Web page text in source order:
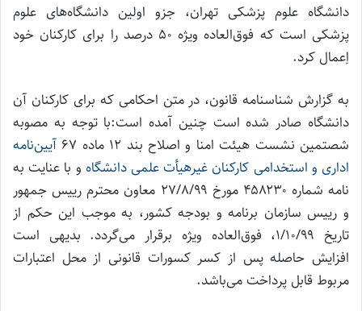
دانشگاه علوم پزشکی تهران، جزو اولین دانشگاه‌های علوم
پزشکی است که فوق‌العاده ویژه ۵۰ درصد را برای کارکنان خود
اِعمال کرد.
به گزارش شناسنامه قانون، در متن احکامی که برای کارکنان آن
دانشگاه صادر شده است چنین آمده است:با توجه به مصوبه
شصتمین نشست هیئت امنا و اصلاح بند ۱۲ ماده ۶۷
آیین‌نامه
اداری و استخدامی کارکنان غیرهیأت علمی دانشگاه و با عنایت به
نامه شماره ۴۵۸۲۳۰ مورخ ۲۷/۸/۹۹ معاون محترم رییس جمهور
و رییس سازمان برنامه و بودجه کشور، به موجب این حکم از
تاریخ ۱/۱۰/۹۹، فوق‌العاده ویژه برقرار می‌گردد. بدیهی است
افزایش حاصله پس از کسر کسورات قانونی از محل اعتبارات
مربوط قابل پرداخت می‌باشد.